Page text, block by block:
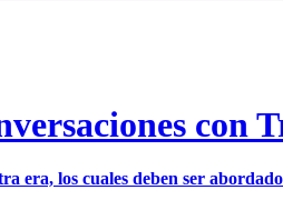
con
era, los cuales deben ser